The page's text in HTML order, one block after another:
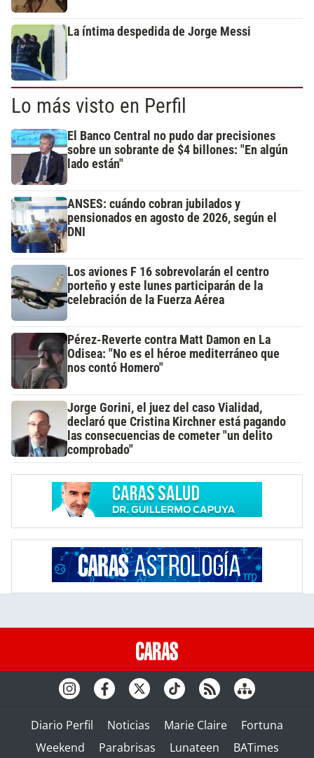
La íntima despedida de Jorge Messi
Lo más visto en Perfil
El Banco Central no pudo dar precisiones
sobre un sobrante de $4 billones: "En algún
lado están"
ANSES: cuándo cobran jubilados y
pensionados en agosto de 2026, según el
DNI
Los aviones F 16 sobrevolarán el centro
porteño y este lunes participarán de la
celebración de la Fuerza Aérea
Pérez-Reverte contra Matt Damon en La
Odisea: "No es el héroe mediterráneo que
nos contó Homero"
Jorge Gorini, el juez del caso Vialidad,
declaró que Cristina Kirchner está pagando
las consecuencias de cometer "un delito
comprobado"
Diario Perfil Noticias Marie Claire
Fortuna
Weekend
Parabrisas Lunateen BATimes